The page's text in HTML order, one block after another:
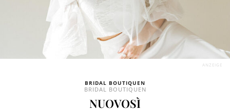
ANZEIGE
BRIDAL BOUTIQUEN
BRIDAL BOUTIQUEN
NUOVOSÌ